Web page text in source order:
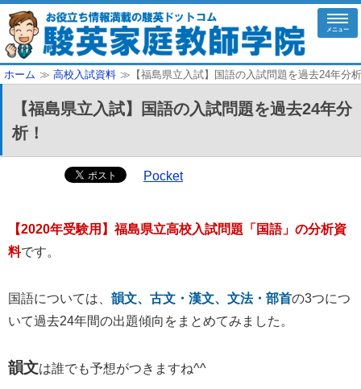
メニュー
ホーム ≫ 高校入試資料 ≫【福島県立入試】国語の入試問題を過去24年分
【福島県立入試】国語の入試問題を過去24年分
析！
Pocket
【2020年受験用】福島県立高校入試問題「国語」の分析資
料です。
国語については、 韻文、古文・漢文、文法・部首の3つにつ
いて過去24年間の出題傾向をまとめてみました。
韻文は誰でも予想がつきますね^^